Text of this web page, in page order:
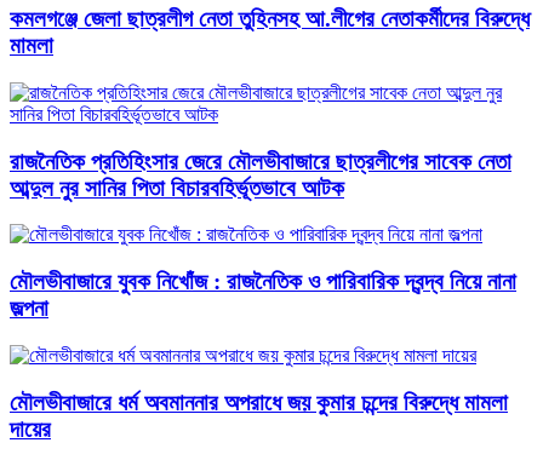
কমলগঞ্জে জেলা ছাত্রলীগ নেতা তুহিনসহ আ.লীগের নেতাকর্মীদের বিরুদ্ধে
মামলা
রাজনৈতিক প্রতিহিংসার জেরে মৌলভীবাজারে ছাত্রলীগের সাবেক নেতা
আব্দুল নুর সানির পিতা বিচারবহির্ভূতভাবে আটক
মৌলভীবাজারে যুবক নিখোঁজ : রাজনৈতিক ও পারিবারিক দ্বন্দ্ব নিয়ে নানা
জল্পনা
মৌলভীবাজারে ধর্ম অবমাননার অপরাধে জয় কুমার চন্দের বিরুদ্ধে মামলা
দায়ের